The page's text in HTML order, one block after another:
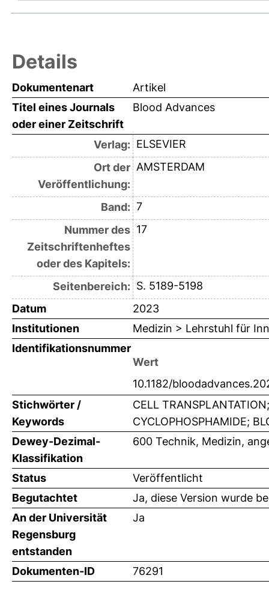
Details
Dokumentenart
Artikel
Titel eines Journals
oder einer Zeitschrift
Blood Advances
Verlag: ELSEVIER
Ort der
Veröffentlichung:
AMSTERDAM
Band: 7
Nummer des
Zeitschriftenheftes
oder des Kapitels:
17
Seitenbereich: S. 5189-5198
Datum
2023
Institutionen
Medizin > Lehrstuhl für
Identifikationsnummer
Wert
10.1182/
Stichwörter /
Keywords
CELL
CYCLOPHOSPHAMIDE;
Dewey-Dezimal-
Klassifikation
600 Technik, Medizin,
Status
Veröffentlicht
Begutachtet
Ja, diese Version wurde
An der Universität
Regensburg
entstanden
Ja
Dokumenten-ID 76291